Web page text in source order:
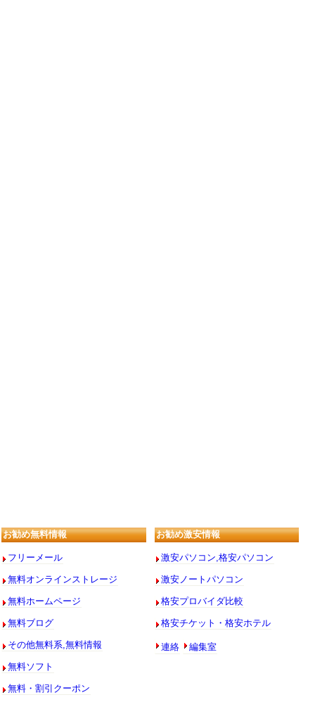
お勧め無料情報
フリーメール
無料オンラインストレージ
無料ホームページ
無料ブログ
その他無料系,無料情報
無料ソフト
無料・割引クーポン
お勧め激安情報
激安パソコン,格安パソコン
激安ノートパソコン
格安プロバイダ比較
格安チケット・格安ホテル
連絡 編集室